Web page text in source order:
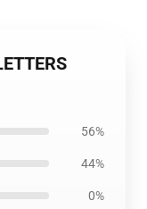
56%
44%
0%